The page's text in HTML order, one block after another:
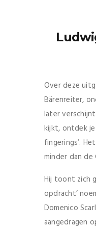
Over deze
Bärenreiter,
later
kijkt, ontdek
fingerings’.
minder dan de
Hij toont zich
opdracht’
Domenico
aangedragen